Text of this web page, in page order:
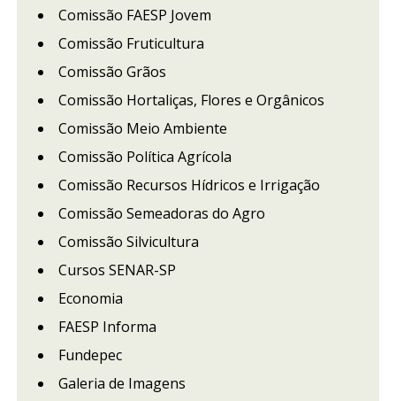
Comissão FAESP Jovem
Comissão Fruticultura
Comissão Grãos
Comissão Hortaliças, Flores e Orgânicos
Comissão Meio Ambiente
Comissão Política Agrícola
Comissão Recursos Hídricos e Irrigação
Comissão Semeadoras do Agro
Comissão Silvicultura
Cursos SENAR-SP
Economia
FAESP Informa
Fundepec
Galeria de Imagens